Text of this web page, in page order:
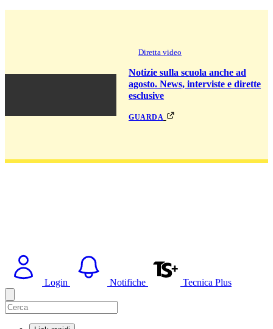
Diretta video
Notizie sulla scuola anche ad
agosto. News, interviste e dirette
esclusive
guarda
Login Notifiche Tecnica Plus